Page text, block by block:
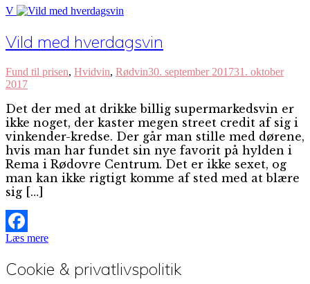
V
Vild med hverdagsvin
Fund til prisen, Hvidvin, Rødvin30. september 201731. oktober
2017
Det der med at drikke billig supermarkedsvin er
ikke noget, der kaster megen street credit af sig i
vinkender-kredse. Der går man stille med dørene,
hvis man har fundet sin nye favorit på hylden i
Rema i Rødovre Centrum. Det er ikke sexet, og
man kan ikke rigtigt komme af sted med at blære
sig […]
Facebook
Læs mere
Cookie & privatlivspolitik